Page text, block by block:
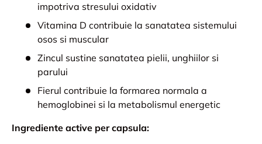
impotriva stresului oxidativ
Vitamina D contribuie la sanatatea sistemului
osos si muscular
Zincul sustine sanatatea pielii, unghiilor si
parului
Fierul contribuie la formarea normala a
hemoglobinei si la metabolismul energetic
Ingrediente active per capsula: